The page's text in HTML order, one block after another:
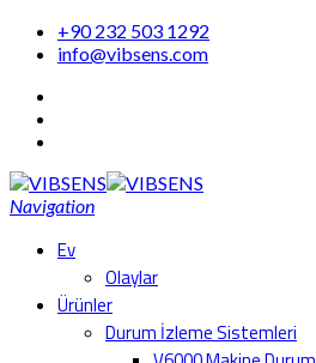
+90 232 503 1292
info@vibsens.com
Navigation
Ev
Olaylar
Ürünler
Durum İzleme Sistemleri